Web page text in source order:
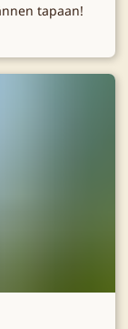
tapaan!